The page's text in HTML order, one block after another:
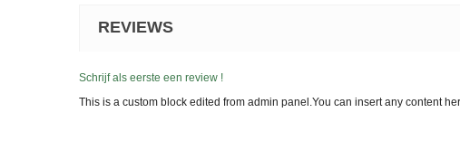
REVIEWS
Schrijf als eerste een review !
This is a custom block edited from admin panel.You can insert any content